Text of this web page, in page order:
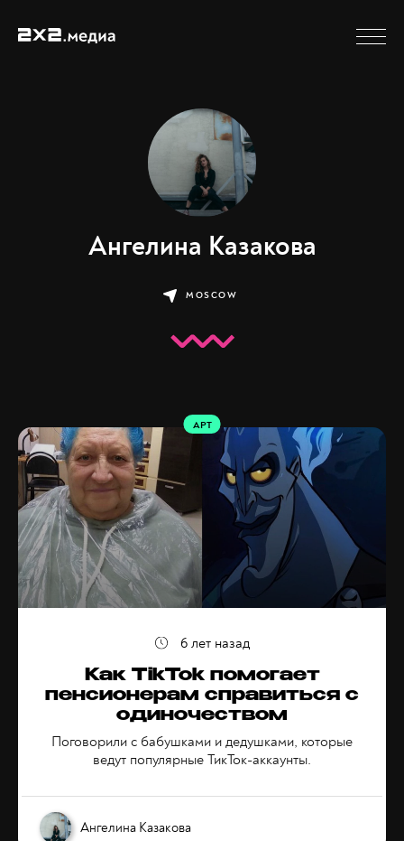
Ангелина Казакова
MOSCOW
Как TikTok помогает
пенсионерам справиться с
одиночеством
Поговорили с бабушками и дедушками, которые
ведут популярные ТикТок-аккаунты.
АРТ
Ангелина Казакова
6 лет назад